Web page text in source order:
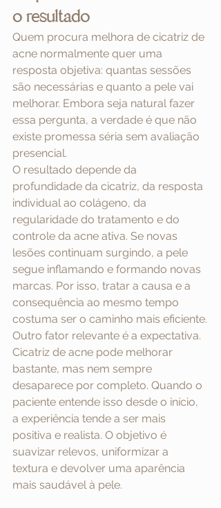
o resultado
Quem procura melhora de cicatriz de
acne normalmente quer uma
resposta objetiva: quantas sessões
são necessárias e quanto a pele vai
melhorar. Embora seja natural fazer
essa pergunta, a verdade é que não
existe promessa séria sem avaliação
presencial.
O resultado depende da
profundidade da cicatriz, da resposta
individual ao colágeno, da
regularidade do tratamento e do
controle da acne ativa. Se novas
lesões continuam surgindo, a pele
segue inflamando e formando novas
marcas. Por isso, tratar a causa e a
consequência ao mesmo tempo
costuma ser o caminho mais eficiente.
Outro fator relevante é a expectativa.
Cicatriz de acne pode melhorar
bastante, mas nem sempre
desaparece por completo. Quando o
paciente entende isso desde o início,
a experiência tende a ser mais
positiva e realista. O objetivo é
suavizar relevos, uniformizar a
textura e devolver uma aparência
mais saudável à pele.